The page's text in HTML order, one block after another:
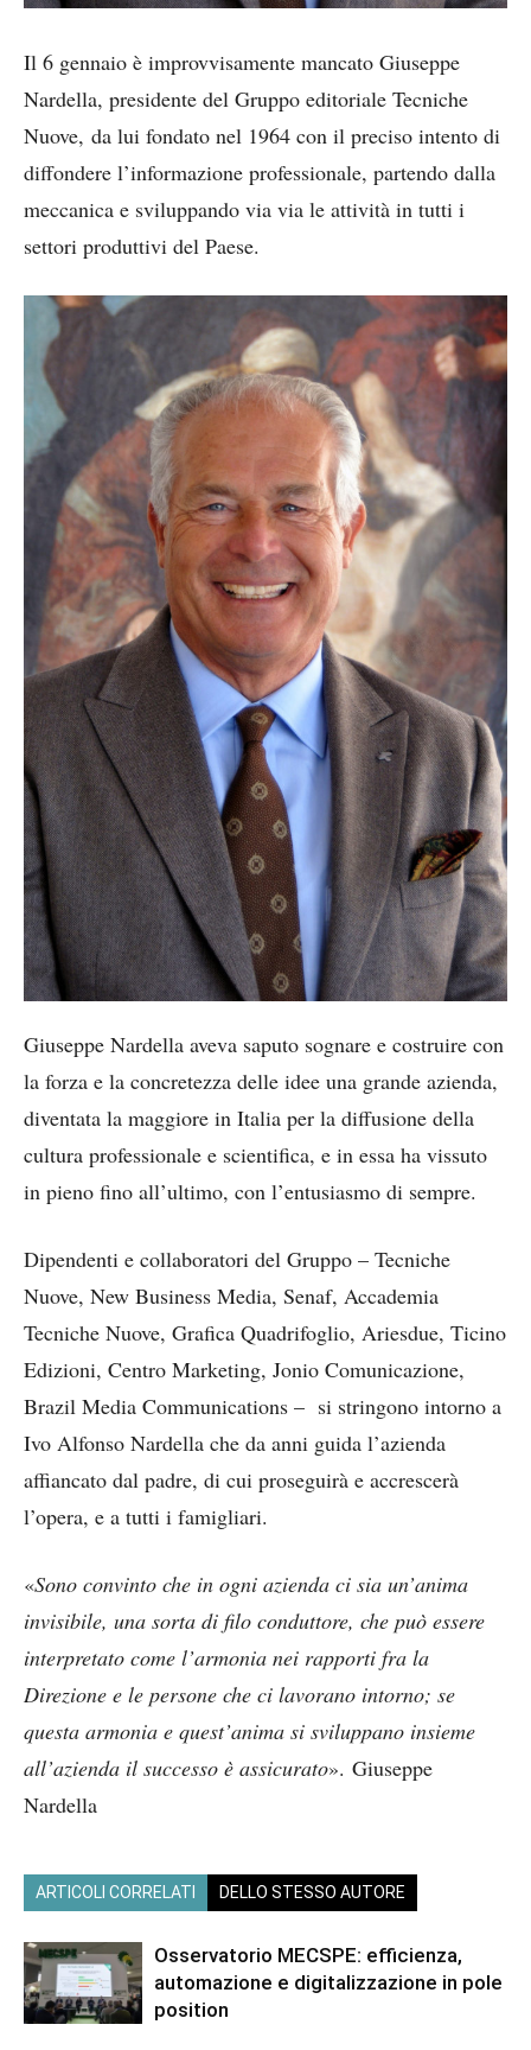
Il 6 gennaio è improvvisamente mancato Giuseppe
Nardella, presidente del Gruppo editoriale Tecniche
Nuove, da lui fondato nel 1964 con il preciso intento di
diffondere l’informazione professionale, partendo dalla
meccanica e sviluppando via via le attività in tutti i
settori produttivi del Paese.
Giuseppe Nardella aveva saputo sognare e costruire con
la forza e la concretezza delle idee una grande azienda,
diventata la maggiore in Italia per la diffusione della
cultura professionale e scientifica, e in essa ha vissuto
in pieno fino all’ultimo, con l’entusiasmo di sempre.
Dipendenti e collaboratori del Gruppo – Tecniche
Nuove, New Business Media, Senaf, Accademia
Tecniche Nuove, Grafica Quadrifoglio, Ariesdue, Ticino
Edizioni, Centro Marketing, Jonio Comunicazione,
Brazil Media Communications – si stringono intorno a
Ivo Alfonso Nardella che da anni guida l’azienda
affiancato dal padre, di cui proseguirà e accrescerà
l’opera, e a tutti i famigliari.
«Sono convinto che in ogni azienda ci sia un’anima
invisibile, una sorta di filo conduttore, che può essere
interpretato come l’armonia nei rapporti fra la
Direzione e le persone che ci lavorano intorno; se
questa armonia e quest’anima si sviluppano insieme
all’azienda il successo è assicurato». Giuseppe
Nardella
ARTICOLI CORRELATI DELLO STESSO AUTORE
Osservatorio MECSPE: efficienza,
automazione e digitalizzazione in pole
position